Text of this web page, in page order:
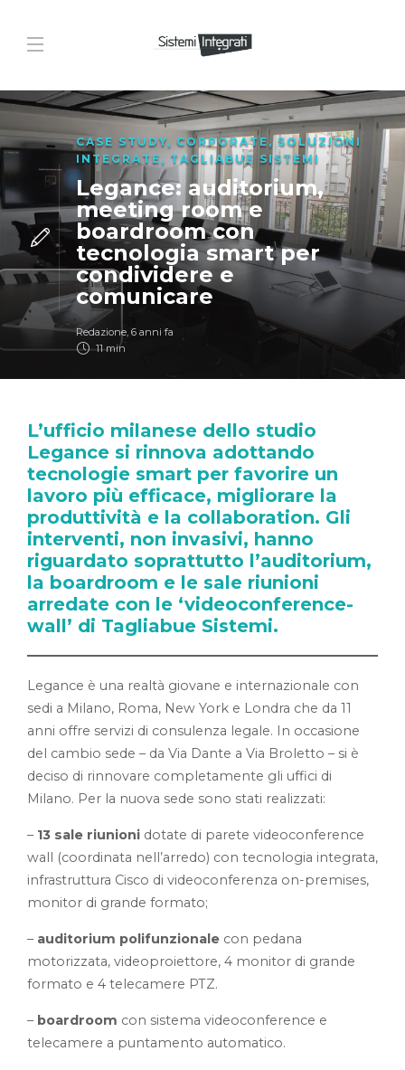
CASE STUDY, CORPORATE , SOLUZIONI
INTEGRATE , TAGLIABUE SISTEMI
Legance: auditorium,
meeting room e
boardroom con
tecnologia smart per
condividere e
comunicare
Redazione, 6 anni fa
11 min
L’ufficio milanese dello studio
Legance si rinnova adottando
tecnologie smart per favorire un
lavoro più efficace, migliorare la
produttività e la collaboration. Gli
interventi, non invasivi, hanno
riguardato soprattutto l’auditorium,
la boardroom e le sale riunioni
arredate con le ‘videoconference-
wall’ di Tagliabue Sistemi.
Legance è una realtà giovane e internazionale con
sedi a Milano, Roma, New York e Londra che da 11
anni offre servizi di consulenza legale. In occasione
del cambio sede – da Via Dante a Via Broletto – si è
deciso di rinnovare completamente gli uffici di
Milano. Per la nuova sede sono stati realizzati:
– 13 sale riunioni dotate di parete videoconference
wall (coordinata nell’arredo) con tecnologia integrata,
infrastruttura Cisco di videoconferenza on-premises,
monitor di grande formato;
– auditorium polifunzionale con pedana
motorizzata, videoproiettore, 4 monitor di grande
formato e 4 telecamere PTZ.
– boardroom con sistema videoconference e
telecamere a puntamento automatico.